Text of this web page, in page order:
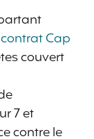
contrat Cap
couvert
7 et
contre le